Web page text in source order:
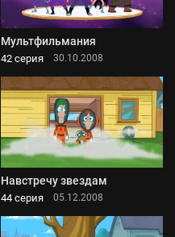
Мультфильмания
42 серия 30.10.2008
Навстречу звездам
44 серия 05.12.2008